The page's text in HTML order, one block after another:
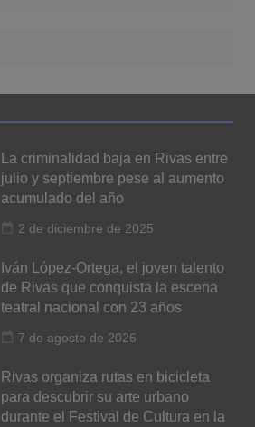
La criminalidad baja en Rivas entre
julio y septiembre pese al aumento
acumulado del año
2 de diciembre de 2025
Iván López-Ortega, el joven talento
de Rivas que conquista la escena
teatral nacional con 23 años
7 de agosto de 2026
Rivas organiza rutas en bicicleta
para descubrir su arte urbano
durante el Festival de Cultura en la